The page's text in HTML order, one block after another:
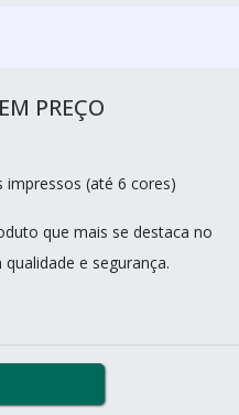
PREÇO
(até 6 cores)
que mais se destaca no
e segurança.